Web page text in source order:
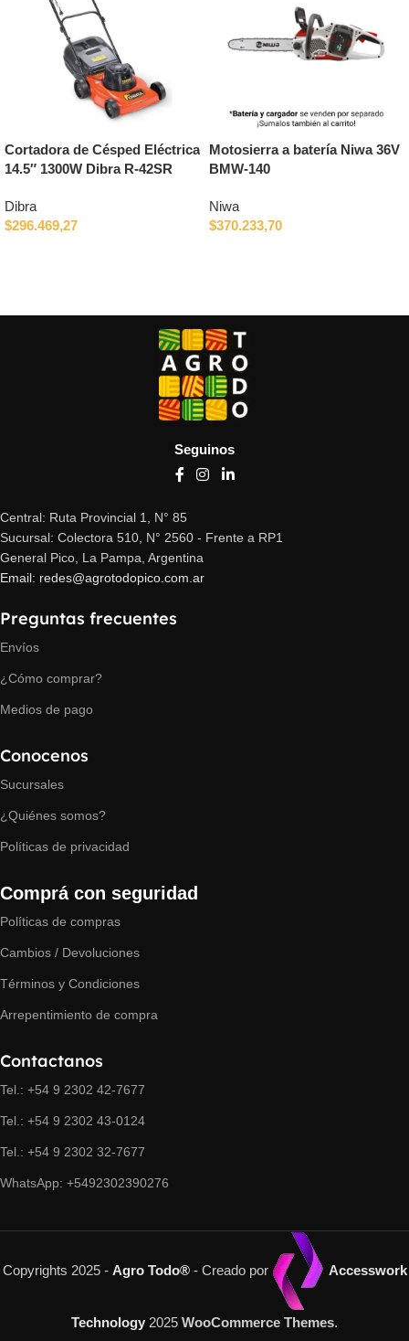
Cortadora de Césped Eléctrica
14.5″ 1300W Dibra R-42SR
Dibra
$296.469,27
Motosierra a batería Niwa 36V
BMW-140
Niwa
$370.233,70
Seguinos
Central: Ruta Provincial 1, N° 85
Sucursal: Colectora 510, N° 2560 - Frente a RP1
General Pico, La Pampa, Argentina
Email: redes@agrotodopico.com.ar
Preguntas frecuentes
Envíos
¿Cómo comprar?
Medios de pago
Conocenos
Sucursales
¿Quiénes somos?
Políticas de privacidad
Comprá con seguridad
Políticas de compras
Cambios / Devoluciones
Términos y Condiciones
Arrepentimiento de compra
Contactanos
Tel.: +54 9 2302 42-7677
Tel.: +54 9 2302 43-0124
Tel.: +54 9 2302 32-7677
WhatsApp: +5492302390276
Copyrights 2025 - Agro Todo®- Creado por Accesswork
Technology 2025 WooCommerce Themes.